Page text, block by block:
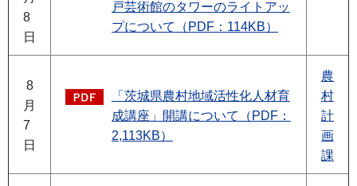
8
日
戸芸術館のタワーのライトアッ
プについて（PDF：114KB）
8
月
7
日
「茨城県農村地域活性化人材育
成講座」開講について（PDF：
2,113KB）
農
村
計
画
課